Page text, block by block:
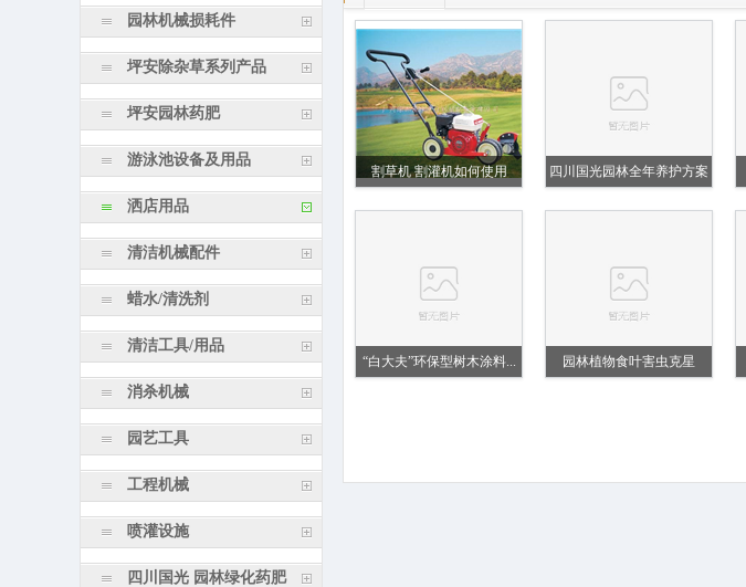
园林机械损耗件
坪安除杂草系列产品
坪安园林药肥
游泳池设备及用品
洒店用品
清洁机械配件
蜡水/清洗剂
清洁工具/用品
消杀机械
园艺工具
工程机械
喷灌设施
四川国光 园林绿化药肥
割草机 割灌机如何使用 四川国光园林全年养护方案
“白大夫”环保型树木涂料... 园林植物食叶害虫克星